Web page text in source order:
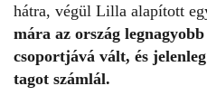
hátra, végül Lilla alapított
mára az ország legnagyobb
csoportjává vált, és
tagot számlál.